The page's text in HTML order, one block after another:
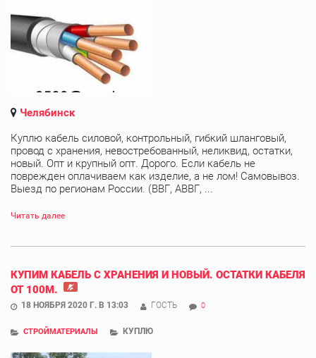
Челябинск
Куплю кабель силовой, контрольный, гибкий шланговый,
провод с хранения, невостребованный, неликвид, остатки,
новый. Опт и крупный опт. Дорого. Если кабель не
поврежден оплачиваем как изделие, а не лом! Самовывоз.
Выезд по регионам России. (ВВГ, АВВГ, ...
Читать далее
КУПИМ КАБЕЛЬ С ХРАНЕНИЯ И НОВЫЙ. ОСТАТКИ КАБЕЛЯ
ОТ 100М.
18 НОЯБРЯ 2020 Г. В 13:03 ГОСТЬ 0
СТРОЙМАТЕРИАЛЫ КУПЛЮ